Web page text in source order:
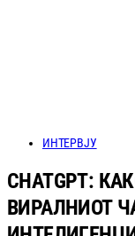
ИНТЕРВЈУ
CHATGPT:
ВИРАЛНИОТ